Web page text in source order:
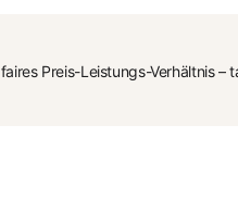
Preis-Leistungs-Verhältnis –